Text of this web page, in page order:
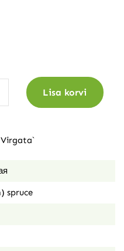
Lisa korvi
spruce